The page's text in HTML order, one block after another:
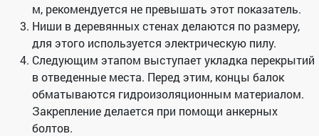
м, рекомендуется не превышать этот показатель.
Ниши в деревянных стенах делаются по размеру,
для этого используется электрическую пилу.
Следующим этапом выступает укладка перекрытий
в отведенные места. Перед этим, концы балок
обматываются гидроизоляционным материалом.
Закрепление делается при помощи анкерных
болтов.